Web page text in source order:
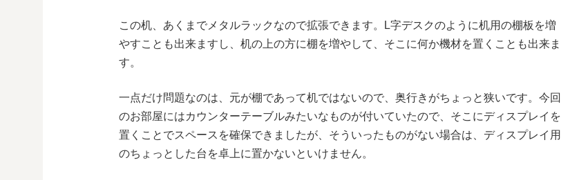
この机、あくまでメタルラックなので拡張できます。L字デスクのように机用の棚板を増
やすことも出来ますし、机の上の方に棚を増やして、そこに何か機材を置くことも出来ま
す。
一点だけ問題なのは、元が棚であって机ではないので、奥行きがちょっと狭いです。今回
のお部屋にはカウンターテーブルみたいなものが付いていたので、そこにディスプレイを
置くことでスペースを確保できましたが、そういったものがない場合は、ディスプレイ用
のちょっとした台を卓上に置かないといけません。